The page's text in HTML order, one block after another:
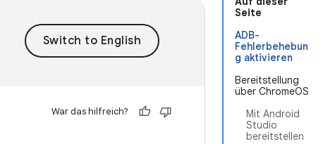
Seite
ADB-
Fehlerbehebun
g aktivieren
Bereitstellung
über ChromeOS
Mit Android
Studio
bereitstellen
War das hilfreich?